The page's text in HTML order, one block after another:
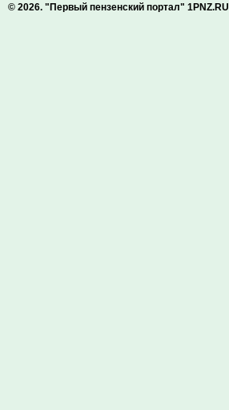
© 2026. "Первый пензенский портал" 1PNZ.RU